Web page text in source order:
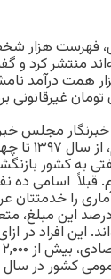
فهرست هزار
صادراتی، بیش از ٢
مجلس
به کشور
قبلاً اسامی ده
این افراد در